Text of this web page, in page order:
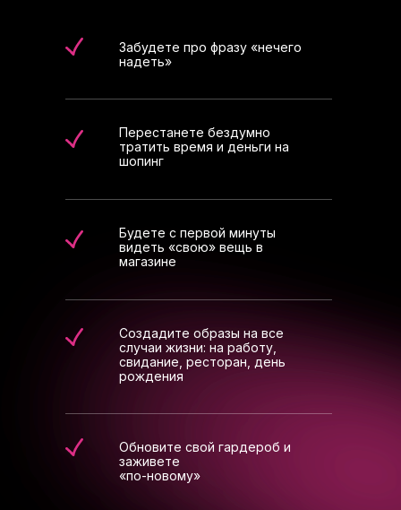
Забудете про фразу «нечего
надеть»
Обновите свой гардероб и
заживете
«по-новому»
Создадите образы на все
случаи жизни: на работу,
свидание, ресторан, день
рождения
Будете с первой минуты
видеть «свою» вещь в
магазине
Перестанете бездумно
тратить время и деньги на
шопинг